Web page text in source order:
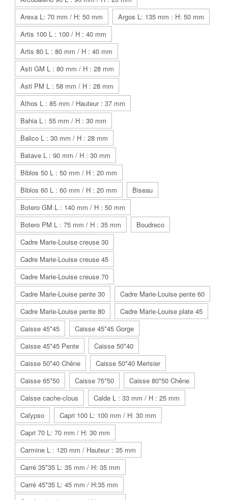
Arexa L: 70 mm / H: 50 mm
Argos L: 135 mm : H: 50 mm
Artis 100 L : 100 / H : 40 mm
Artis 80 L : 80 mm / H : 40 mm
Asti GM L : 80 mm / H : 28 mm
Asti PM L : 58 mm / H : 28 mm
Athos L : 85 mm / Hauteur : 37 mm
Bahia L : 55 mm / H : 30 mm
Balico L : 30 mm / H : 28 mm
Batave L : 90 mm / H : 30 mm
Biblos 50 L : 50 mm / H : 20 mm
Biblos 60 L : 60 mm / H : 20 mm
Biseau
Botero GM L : 140 mm / H : 50 mm
Botero PM L : 75 mm / H : 35 mm
Boudreco
Cadre Marie-Louise creuse 30
Cadre Marie-Louise creuse 45
Cadre Marie-Louise creuse 70
Cadre Marie-Louise pente 30
Cadre Marie-Louise pente 60
Cadre Marie-Louise pente 80
Cadre Marie-Louise plate 45
Caisse 45*45
Caisse 45*45 Gorge
Caisse 45*45 Pente
Caisse 50*40
Caisse 50*40 Chêne
Caisse 50*40 Merisier
Caisse 65*50
Caisse 75*50
Caisse 80*50 Chêne
Caisse cache-clous
Calde L : 33 mm / H : 25 mm
Calypso
Capri 100 L: 100 mm / H: 30 mm
Capri 70 L: 70 mm / H: 30 mm
Carmine L : 120 mm / Hauteur : 35 mm
Carré 35*35 L: 35 mm / H: 35 mm
Carré 45*35 L: 45 mm / H:35 mm